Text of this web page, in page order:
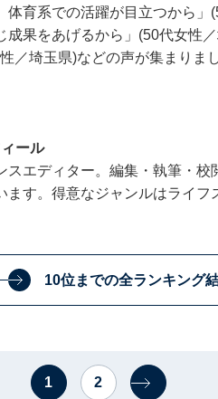
体育系での活躍が目立つから」
成果をあげるから」(50代女性
／埼玉県)などの声が集まりまし
ール
スエディター。編集・執筆・
す。得意なジャンルはライフ
10位までの全ランキング
1 2